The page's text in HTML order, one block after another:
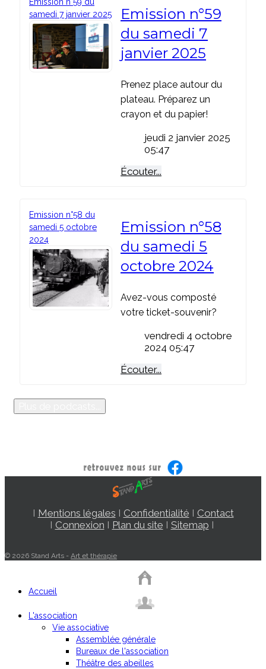
samedi 7 janvier 2025
Emission n°59
du samedi 7
janvier 2025
Prenez place autour du
plateau. Préparez un
crayon et du papier!
jeudi 2 janvier 2025
05:47
Écouter...
Emission n°58 du
samedi 5 octobre
2024
Emission n°58
du samedi 5
octobre 2024
Avez-vous composté
votre ticket-souvenir?
vendredi 4 octobre
2024 05:47
Écouter...
I Mentions légales I Confidentialité I Contact
I Connexion I Plan du site I Sitemap I
© 2026 Stand Arts - Art et thérapie
Accueil
L'association
Vie associative
Assemblée générale
Bureaux de l'association
Théâtre des abeilles